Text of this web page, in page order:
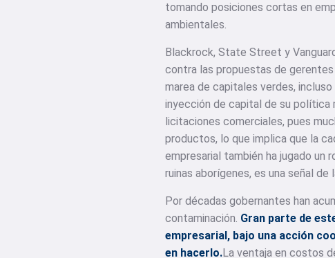
tomando posiciones cortas en
ambientales.
Blackrock, State Street y
contra las propuestas de
marea de capitales verdes,
inyección de capital de su política
licitaciones comerciales, pues
productos, lo que implica que la
empresarial también ha jugado un
ruinas aborígenes, es una señal
Por décadas gobernantes han
contaminación. Gran parte de
empresarial, bajo una acción
en hacerlo.La ventaja en costos